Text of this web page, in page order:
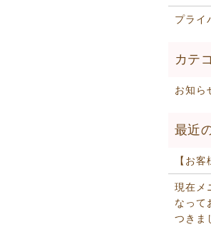
プライ
お知ら
【お客
現在メ
なって
つきま